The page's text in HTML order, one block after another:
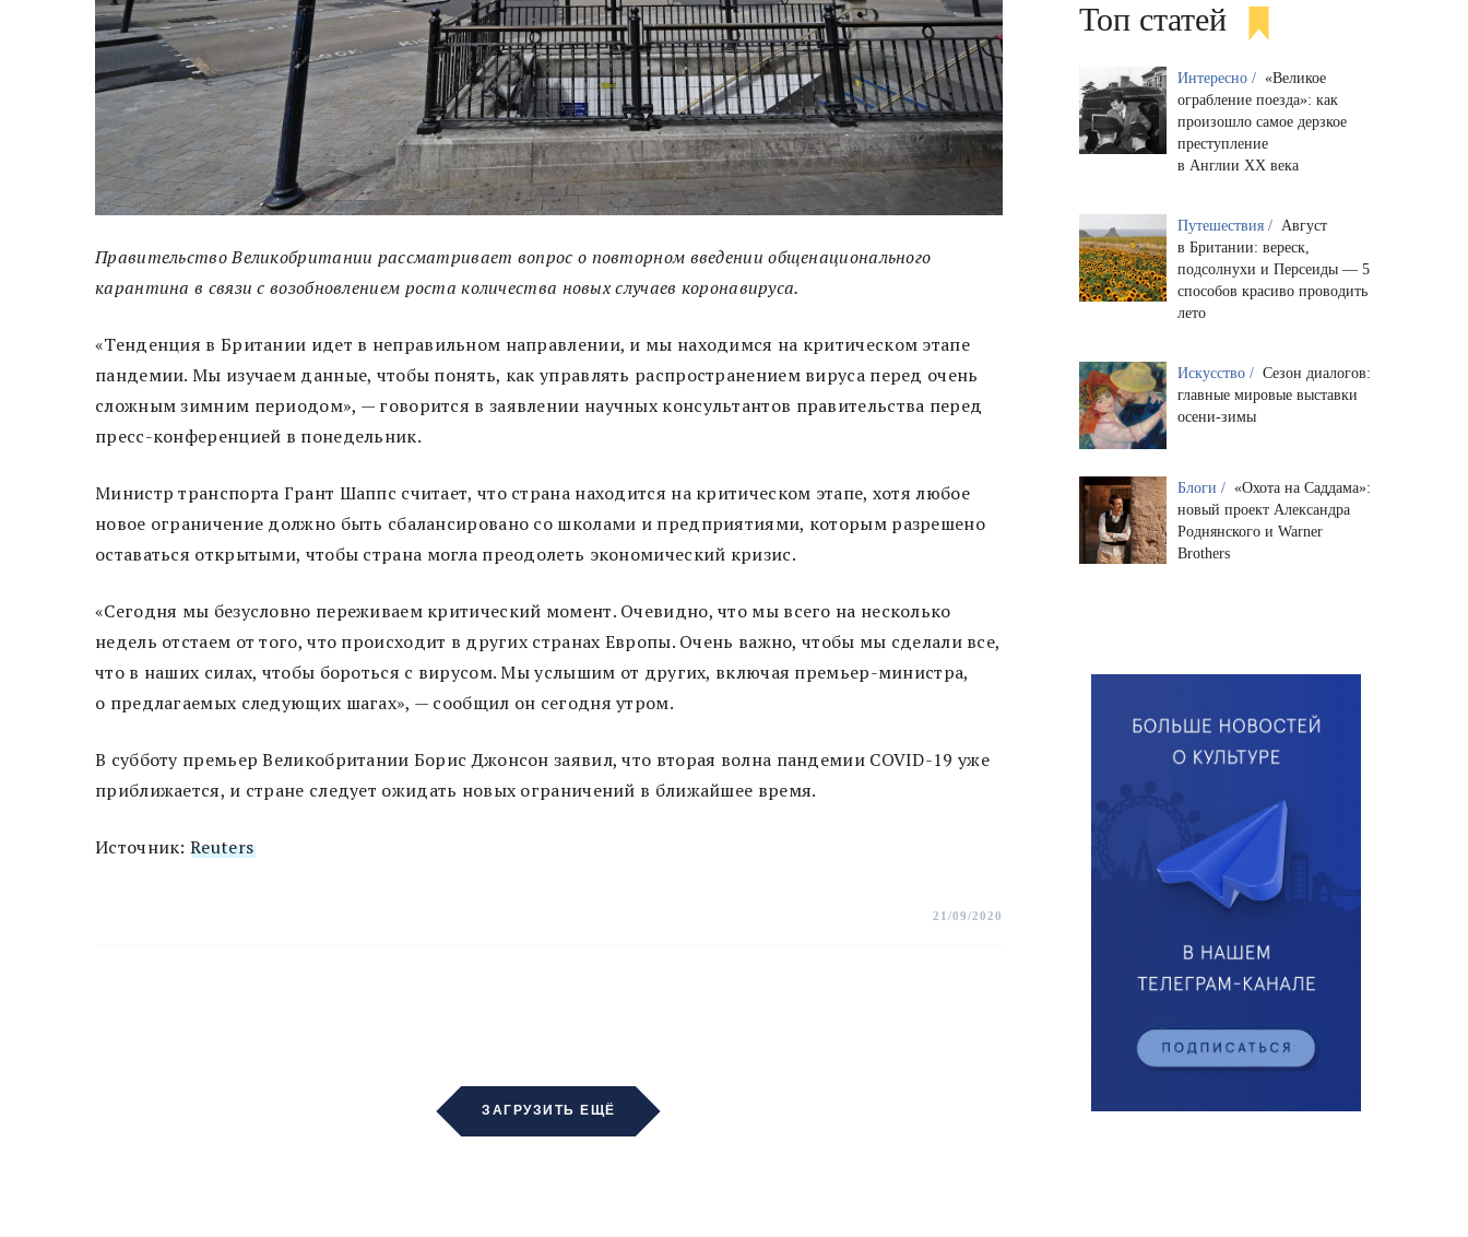
Правительство Великобритании рассматривает вопрос о повторном введении общенационального
карантина в связи с возобновлением роста количества новых случаев коронавируса.
«Тенденция в Британии идет в неправильном направлении, и мы находимся на критическом этапе
пандемии. Мы изучаем данные, чтобы понять, как управлять распространением вируса перед очень
сложным зимним периодом», — говорится в заявлении научных консультантов правительства перед
пресс-конференцией в понедельник.
Министр транспорта Грант Шаппс считает, что страна находится на критическом этапе, хотя любое
новое ограничение должно быть сбалансировано со школами и предприятиями, которым разрешено
оставаться открытыми, чтобы страна могла преодолеть экономический кризис.
«Сегодня мы безусловно переживаем критический момент. Очевидно, что мы всего на несколько
недель отстаем от того, что происходит в других странах Европы. Очень важно, чтобы мы сделали все,
что в наших силах, чтобы бороться с вирусом. Мы услышим от других, включая премьер-министра,
о предлагаемых следующих шагах», — сообщил он сегодня утром.
В субботу премьер Великобритании Борис Джонсон заявил, что вторая волна пандемии COVID-19 уже
приближается, и стране следует ожидать новых ограничений в ближайшее время.
Источник: Reuters
21/09/2020
ЗАГРУЗИТЬ ЕЩЁ
Топ статей
Интересно / «Великое
ограбление поезда»: как
произошло самое дерзкое
преступление
в Англии XX века
Путешествия / Август
в Британии: вереск,
подсолнухи и Персеиды — 5
способов красиво проводить
лето
Искусство / Сезон диалогов:
главные мировые выставки
осени-зимы
Блоги / «Охота на Саддама»:
новый проект Александра
Роднянского и Warner
Brothers